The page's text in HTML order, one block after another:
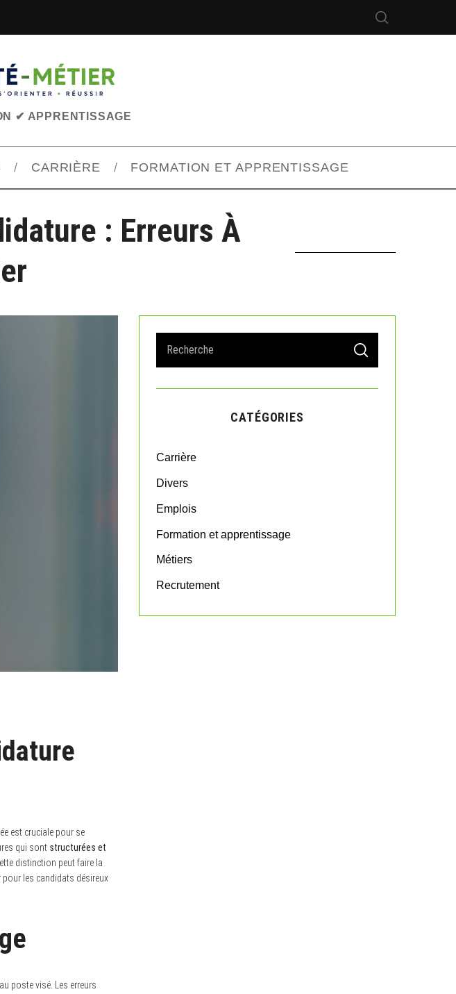
✔ APPRENTISSAGE
CARRIÈRE FORMATION ET APPRENTISSAGE
: Erreurs À
est cruciale pour se
qui sont structurées et
distinction peut faire la
pour les candidats désireux
poste visé. Les erreurs
a
r
o
S
A
C
CATÉGORIES
Carrière
Divers
Emplois
Formation et apprentissage
Métiers
Recrutement